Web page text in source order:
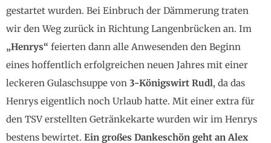
gestartet wurden. Bei Einbruch der Dämmerung traten
wir den Weg zurück in Richtung Langenbrücken an. Im
„Henrys“ feierten dann alle Anwesenden den Beginn
eines hoffentlich erfolgreichen neuen Jahres mit einer
leckeren Gulaschsuppe von 3-Königswirt Rudl, da das
Henrys eigentlich noch Urlaub hatte. Mit einer extra für
den TSV erstellten Getränkekarte wurden wir im Henrys
bestens bewirtet. Ein großes Dankeschön geht an Alex